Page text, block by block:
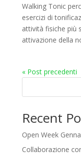
Walking Tonic
esercizi di
attività fisiche più
attivazione della
« Post precedenti
Recent
Open Week
Collaborazione